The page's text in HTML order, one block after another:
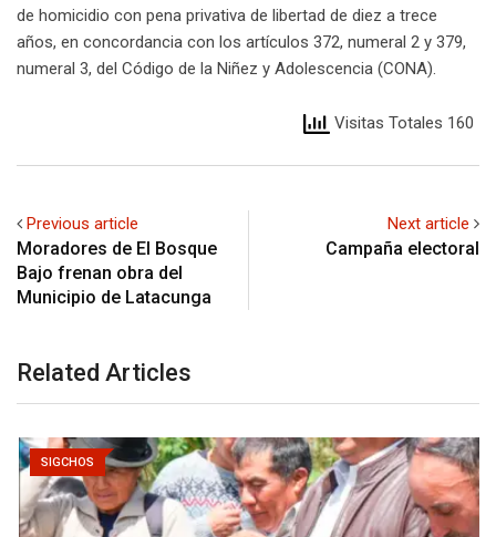
de homicidio con pena privativa de libertad de diez a trece
años, en concordancia con los artículos 372, numeral 2 y 379,
numeral 3, del Código de la Niñez y Adolescencia (CONA).
Visitas Totales 160
Previous article
Moradores de El Bosque
Bajo frenan obra del
Municipio de Latacunga
Next article
Campaña electoral
Related Articles
SIGCHOS